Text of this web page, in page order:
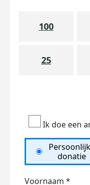
100
25
Ik doe een
donatie
Voornaam *